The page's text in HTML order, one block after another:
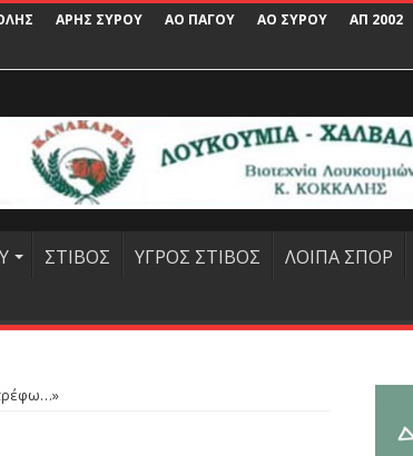
ΑΡΗΣ ΣΥΡΟΥ ΑΟ ΠΑΓΟΥ ΑΟ ΣΥΡΟΥ ΑΠ 2002
ΣΤΙΒΟΣ ΥΓΡΟΣ ΣΤΙΒΟΣ ΛΟΙΠΑ ΣΠΟΡ